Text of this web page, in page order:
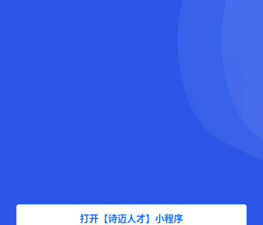
打开【诗迈人才】小程序